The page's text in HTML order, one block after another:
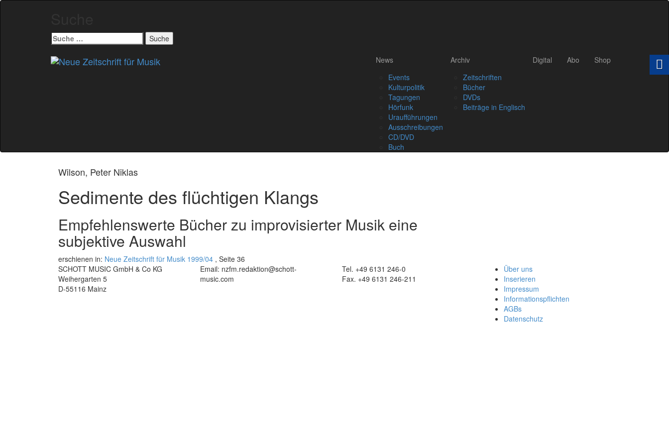
Suche
nach:
News
Events
Kulturpolitik
Tagungen
Hörfunk
Uraufführungen
Ausschreibungen
CD/DVD
Buch
Archiv
Zeitschriften
Bücher
DVDs
Beiträge in Englisch
Digital Abo Shop
Wilson, Peter Niklas
Sedimente des flüchtigen Klangs
Empfehlenswerte Bücher zu improvisierter Musik eine
subjektive Auswahl
erschienen in: Neue Zeitschrift für Musik 1999/04 , Seite 36
SCHOTT MUSIC GmbH & Co KG
Weihergarten 5
D-55116 Mainz
Email: nzfm.redaktion@schott-
music.com
Tel. +49 6131 246-0
Fax. +49 6131 246-211
Über uns
Inserieren
Impressum
Informationspflichten
AGBs
Datenschutz